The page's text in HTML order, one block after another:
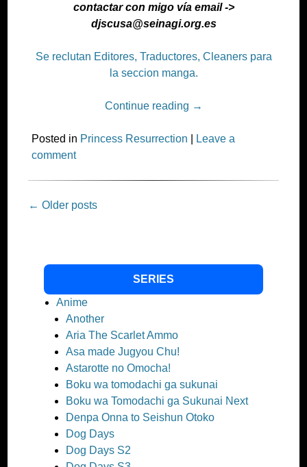
contactar con migo vía email ->
djscusa@seinagi.org.es
Se reclutan Editores, Traductores, Cleaners para
la seccion manga.
Continue reading →
Posted in Princess Resurrection
Leave a
comment
Post
← Older posts
SERIES
Anime
Another
Aria The Scarlet Ammo
Asa made Jugyou Chu!
Astarotte no Omocha!
Boku wa tomodachi ga sukunai
Boku wa Tomodachi ga Sukunai Next
Denpa Onna to Seishun Otoko
Dog Days
Dog Days S2